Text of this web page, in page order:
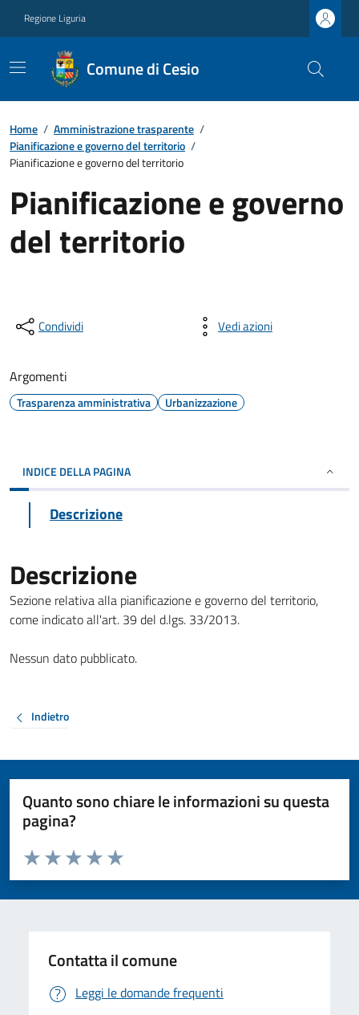
Regione Liguria
Comune di Cesio
Home / Amministrazione trasparente /
Pianificazione e governo del territorio /
Pianificazione e governo del territorio
Pianificazione e governo
del territorio
Condividi Vedi azioni
Argomenti
Trasparenza amministrativa Urbanizzazione
INDICE DELLA PAGINA
Descrizione
Descrizione
Sezione relativa alla pianificazione e governo del territorio,
come indicato all'art. 39 del d.lgs. 33/2013.
Nessun dato pubblicato.
Indietro
Quanto sono chiare le informazioni su questa
pagina?
Valuta da 1 a 5 stelle la pagina
Valuta 5 stelle su 5
Valuta 4 stelle su 5
Valuta 3 stelle su 5
Valuta 2 stelle su 5
Valuta 1 stelle su 5
Contatta il comune
Leggi le domande frequenti